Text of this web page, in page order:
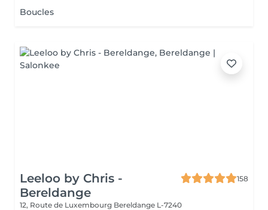
Boucles
Leeloo by Chris -
Bereldange
158
12, Route de Luxembourg Bereldange L-7240